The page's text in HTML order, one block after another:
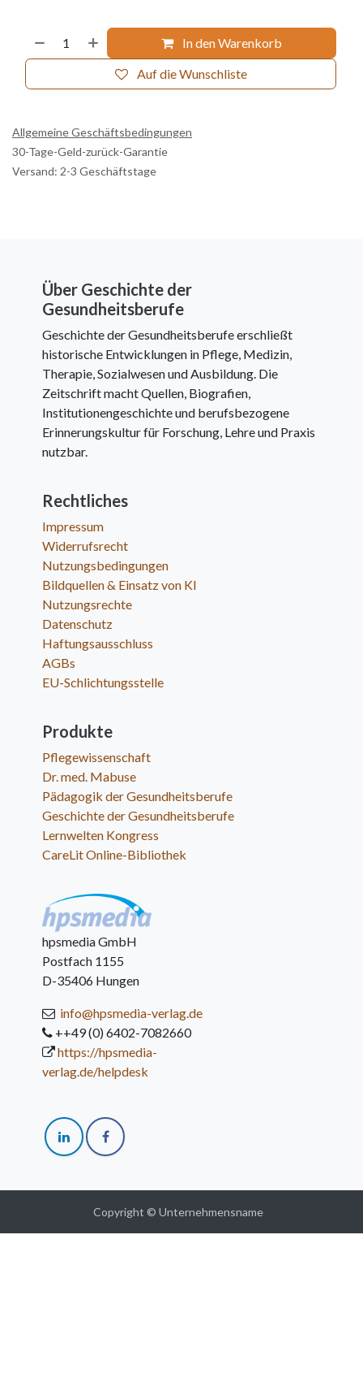
In den Warenkorb
Auf die Wunschliste
Allgemeine Geschäftsbedingungen
30-Tage-Geld-zurück-Garantie
Versand: 2-3 Geschäftstage
Über Geschichte der
Gesundheitsberufe
Geschichte der Gesundheitsberufe erschließt
historische Entwicklungen in Pflege, Medizin,
Therapie, Sozialwesen und Ausbildung. Die
Zeitschrift macht Quellen, Biografien,
Institutionengeschichte und berufsbezogene
Erinnerungskultur für Forschung, Lehre und Praxis
nutzbar.
Rechtliches
Impressum
Widerrufsrecht
Nutzungsbedingungen
Bildquellen & Einsatz von KI
Nutzungsrechte
Datenschutz
Haftungsausschluss
AGBs
EU-Schlichtungsstelle
Produkte
Pflegewissenschaft
Dr. med. Mabuse
Pädagogik der Gesundheitsberufe
Geschichte der Gesundheitsberufe
Lernwelten Kongress
CareLit Online-Bibliothek
hpsmedia GmbH
Postfach 1155
D-35406 Hungen
info@hpsmedia-verlag.de
++49 (0) 6402-7082660
https://hpsmedia-
verlag.de/helpdesk
Copyright © Unternehmensname